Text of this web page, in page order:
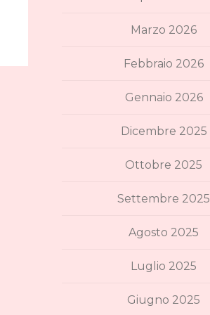
Marzo 2026
Febbraio 2026
Gennaio 2026
Dicembre 2025
Ottobre 2025
Settembre 2025
Agosto 2025
Luglio 2025
Giugno 2025